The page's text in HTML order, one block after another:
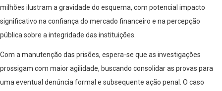
milhões ilustram a gravidade do esquema, com potencial impacto
significativo na confiança do mercado financeiro e na percepção
pública sobre a integridade das instituições.
Com a manutenção das prisões, espera-se que as investigações
prossigam com maior agilidade, buscando consolidar as provas para
uma eventual denúncia formal e subsequente ação penal. O caso